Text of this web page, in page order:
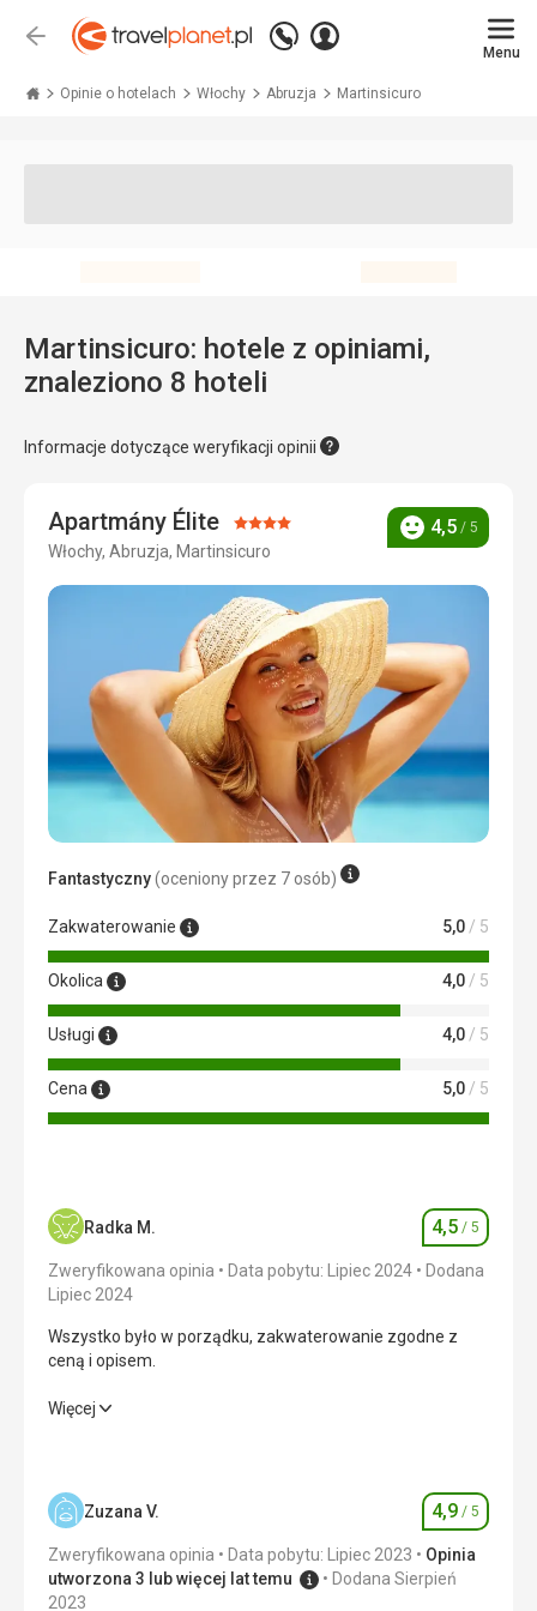
Wstecz
Zadzwoń
+48 71 771 76 55
Zaloguj
Menu
Opinie o hotelach Włochy Abruzja Martinsicuro
Martinsicuro: hotele z opiniami,
znaleziono 8 hoteli
Informacje dotyczące weryfikacji opinii
Apartmány Élite Ocena:
4/5
Włochy, Abruzja, Martinsicuro
Ocena
4,5 / 5
Fantastyczny(oceniony przez 7 osób)
Zakwaterowanie 5,0 / 5
Okolica 4,0 / 5
Usługi 4,0 / 5
Cena 5,0 / 5
Radka M. Ocena
4,5 / 5
Zweryfikowana opinia Data pobytu: Lipiec 2024
Dodana
Lipiec 2024
Wszystko było w porządku, zakwaterowanie zgodne z
ceną i opisem.
Wszystko było w porządku, zakwaterowanie zgodne z
Okolica 4,0/ 5
Usługi 4,0
Więcej
Zuzana V. Ocena
4,9 / 5
Zweryfikowana opinia Data pobytu: Lipiec 2023
Opinia
utworzona 3 lub więcej lat temu
Dodana Sierpień
2023